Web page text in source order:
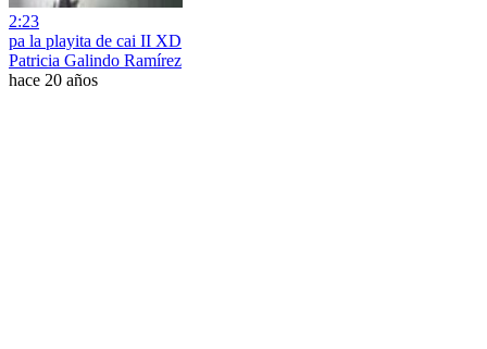
2:23
pa la playita de cai II XD
Patricia Galindo Ramírez
hace 20 años